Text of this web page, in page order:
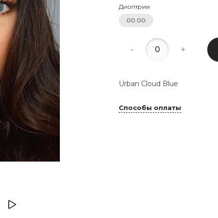
Диоптрии
00.00
- +
Urban Cloud Blue
Способы оплаты